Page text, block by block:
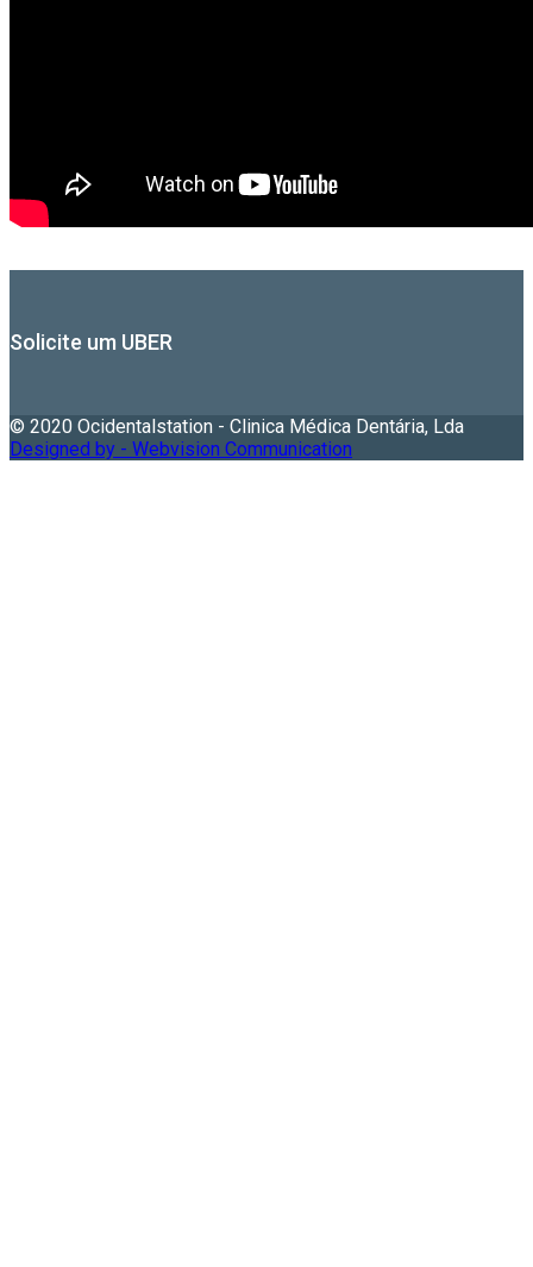
Solicite um UBER
© 2020 Ocidentalstation - Clinica Médica Dentária, Lda
Designed by - Webvision Communication